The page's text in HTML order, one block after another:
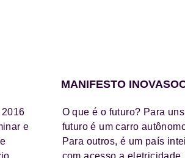
e
MANIFESTO
O que é o futuro? Para
futuro é um carro
Para outros, é um país
com acesso a